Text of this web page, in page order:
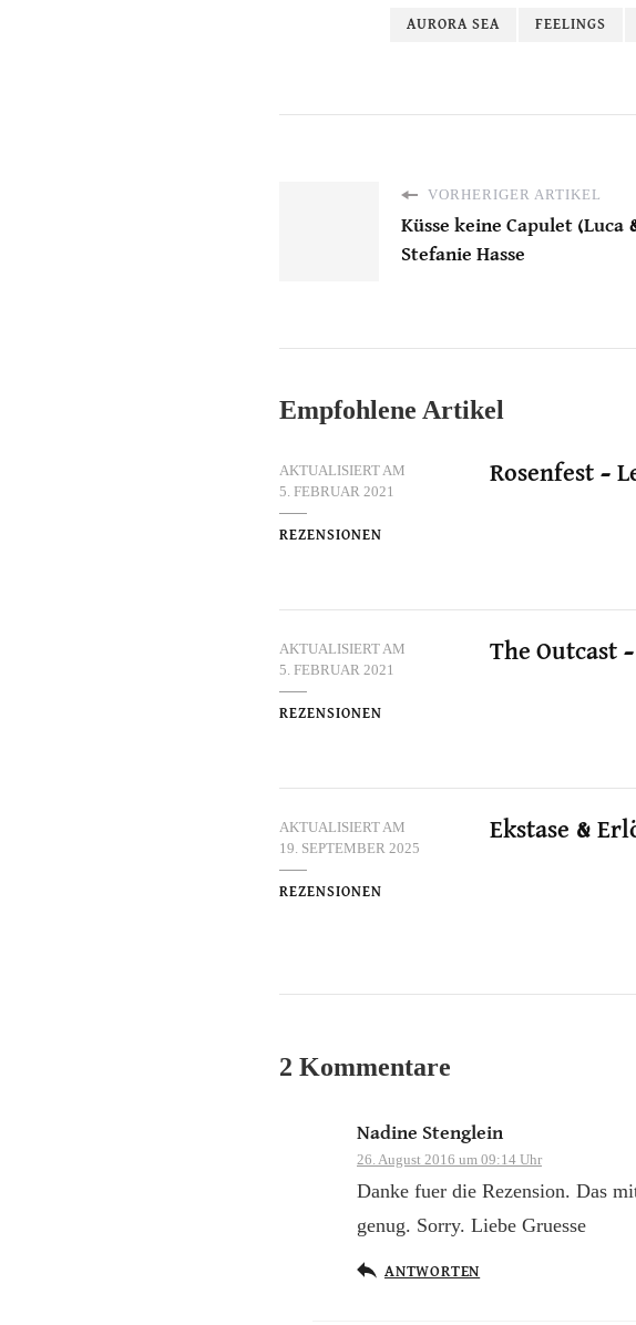
AURORA SEA FEELINGS
VORHERIGER ARTIKEL
Küsse keine Capulet (Luca
Stefanie Hasse
Empfohlene Artikel
AKTUALISIERT AM
5. FEBRUAR 2021
REZENSIONEN
Rosenfest –
AKTUALISIERT AM
5. FEBRUAR 2021
REZENSIONEN
The Outcast
AKTUALISIERT AM
19. SEPTEMBER 2025
REZENSIONEN
Ekstase &
2 Kommentare
Nadine Stenglein
26. August 2016 um 09:14 Uhr
Danke fuer die Rezension. Das
genug. Sorry. Liebe Gruesse
ANTWORTEN